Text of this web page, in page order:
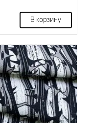
В корзину